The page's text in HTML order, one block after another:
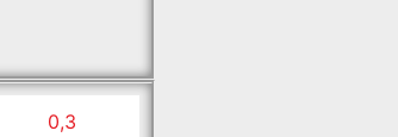
0,3